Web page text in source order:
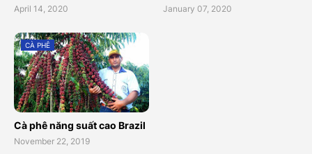
April 14, 2020 January 07, 2020
CÀ PHÊ
Cà phê năng suất cao Brazil
November 22, 2019